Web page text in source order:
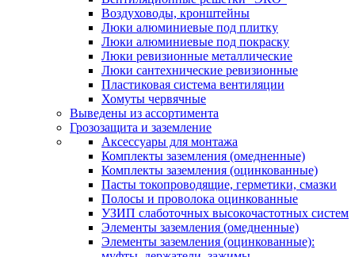
Воздуховоды, кронштейны
Люки алюминиевые под плитку
Люки алюминиевые под покраску
Люки ревизионные металлические
Люки сантехнические ревизионные
Пластиковая система вентиляции
Хомуты червячные
Выведены из ассортимента
Грозозащита и заземление
Аксессуары для монтажа
Комплекты заземления (омедненные)
Комплекты заземления (оцинкованные)
Пасты токопроводящие, герметики, смазки
Полосы и проволока оцинкованные
УЗИП слаботочных высокочастотных систем
Элементы заземления (омедненные)
Элементы заземления (оцинкованные):